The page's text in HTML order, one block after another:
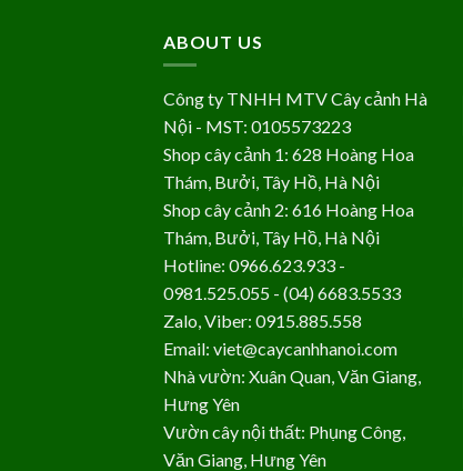
ABOUT US
Công ty TNHH MTV Cây cảnh Hà
Nội - MST: 0105573223
Shop cây cảnh 1: 628 Hoàng Hoa
Thám, Bưởi, Tây Hồ, Hà Nội
Shop cây cảnh 2: 616 Hoàng Hoa
Thám, Bưởi, Tây Hồ, Hà Nội
Hotline: 0966.623.933 -
0981.525.055 - (04) 6683.5533
Zalo, Viber: 0915.885.558
Email: viet@caycanhhanoi.com
Nhà vườn: Xuân Quan, Văn Giang,
Hưng Yên
Vườn cây nội thất: Phụng Công,
Văn Giang, Hưng Yên